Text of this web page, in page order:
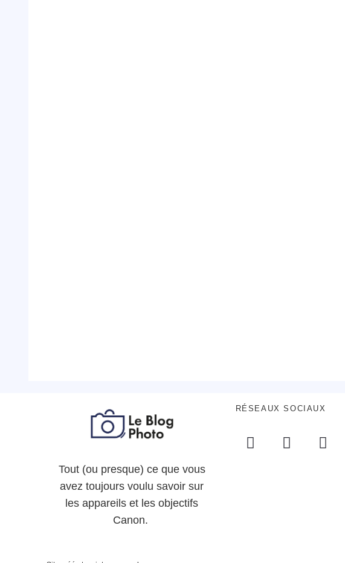
Tout (ou presque) ce que vous
avez toujours voulu savoir sur
les appareils et les objectifs
Canon.
RÉSEAUX SOCIAUX